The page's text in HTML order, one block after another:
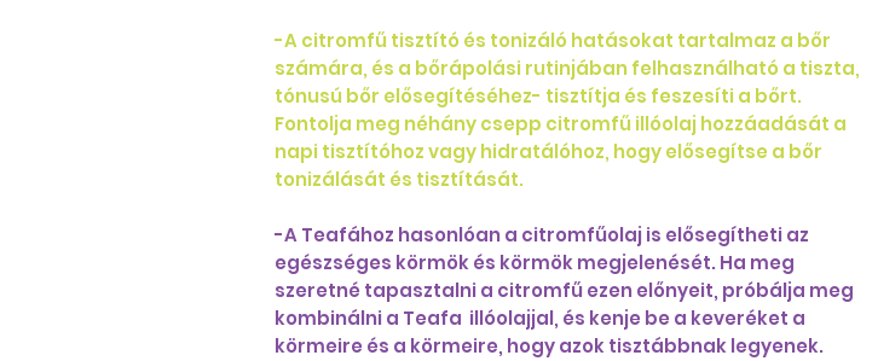
-A citromfű tisztító és tonizáló hatásokat tartalmaz a bőr
számára, és a bőrápolási rutinjában felhasználható a tiszta,
tónusú bőr elősegítéséhez- tisztítja és feszesíti a bőrt.
Fontolja meg néhány csepp citromfű illóolaj hozzáadását a
napi tisztítóhoz vagy hidratálóhoz, hogy elősegítse a bőr
tonizálását és tisztítását.
-A Teafához hasonlóan a citromfűolaj is elősegítheti az
egészséges körmök és körmök megjelenését. Ha meg
szeretné tapasztalni a citromfű ezen előnyeit, próbálja meg
kombinálni a Teafa illóolajjal, és kenje be a keveréket a
körmeire és a körmeire, hogy azok tisztábbnak legyenek.